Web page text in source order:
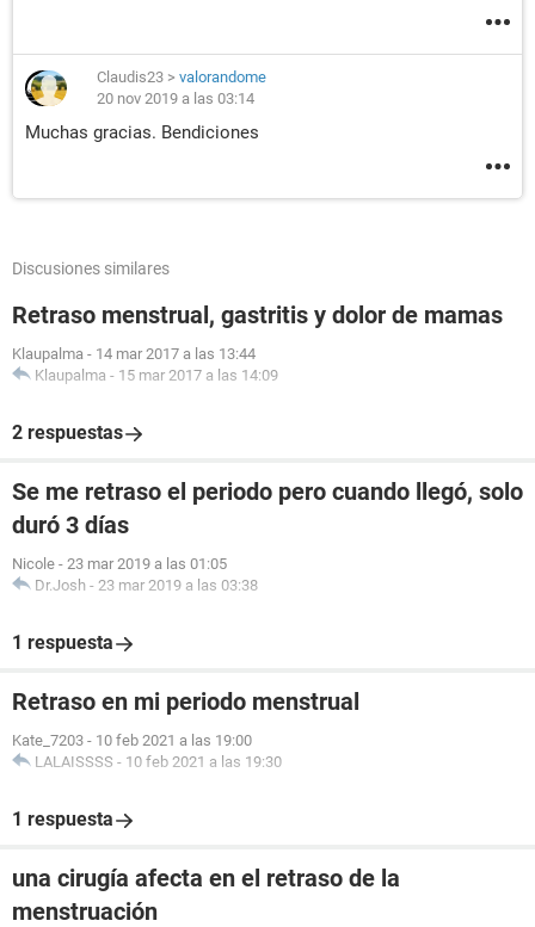
Claudis23 > valorandome
20 nov 2019 a las 03:14
Muchas gracias. Bendiciones
Discusiones similares
Retraso menstrual, gastritis y dolor de mamas
Klaupalma - 14 mar 2017 a las 13:44
Klaupalma - 15 mar 2017 a las 14:09
2 respuestas
Se me retraso el periodo pero cuando llegó, solo
duró 3 días
Nicole - 23 mar 2019 a las 01:05
Dr.Josh - 23 mar 2019 a las 03:38
1 respuesta
Retraso en mi periodo menstrual
Kate_7203 - 10 feb 2021 a las 19:00
LALAISSSS - 10 feb 2021 a las 19:30
1 respuesta
una cirugía afecta en el retraso de la
menstruación